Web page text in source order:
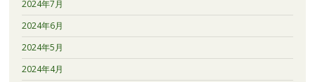
2024年7月
2024年6月
2024年5月
2024年4月